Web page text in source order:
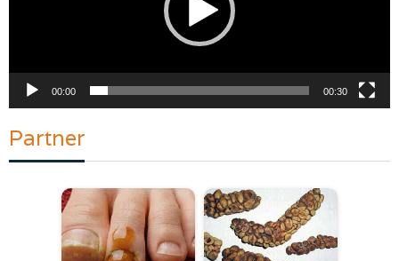
00:00 00:30
Partner